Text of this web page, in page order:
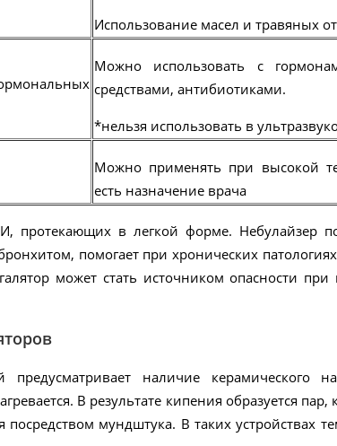
Использование масел и травяных
Можно использовать с
средствами, антибиотиками.
*нельзя использовать в
Можно применять при высокой
есть назначение врача
протекающих в легкой форме. Небулайзер
помогает при хронических
может стать источником опасности
наличие керамического
В результате кипения образуется
мундштука. В таких устройствах